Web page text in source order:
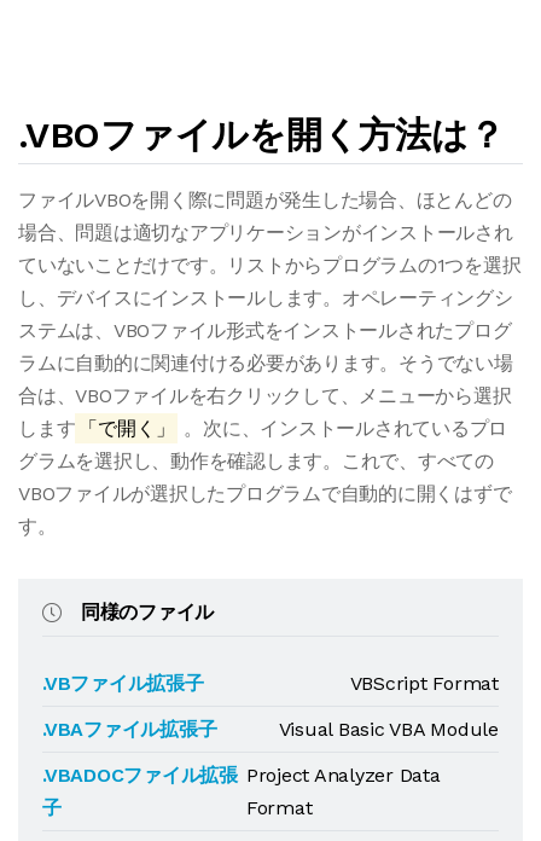
.VBOファイルを開く方法は？
ファイルVBOを開く際に問題が発生した場合、ほとんどの
場合、問題は適切なアプリケーションがインストールされ
ていないことだけです。リストからプログラムの1つを選択
し、デバイスにインストールします。オペレーティングシ
ステムは、VBOファイル形式をインストールされたプログ
ラムに自動的に関連付ける必要があります。そうでない場
合は、VBOファイルを右クリックして、メニューから選択
します
「で開く」
。次に、インストールされているプロ
グラムを選択し、動作を確認します。これで、すべての
VBOファイルが選択したプログラムで自動的に開くはずで
す。
同様のファイル
.VBファイル拡張子
VBScript Format
.VBAファイル拡張子
Visual Basic VBA Module
.VBADOCファイル拡張
子
Project Analyzer Data
Format